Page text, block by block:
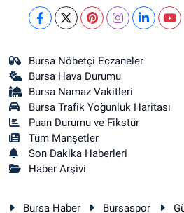
0 (224) 272 11 77 Yol Tarifi Al
ULU MAH. ULUBATLI HASAN BULVARI
ARİTMİ OSMANGAZİ HASTANESİ ACİL
0 (224) 251 33 44 Yol Tarifi Al
Bursa Nöbetçi Eczaneler
Bursa Hava Durumu
Bursa Namaz Vakitleri
Bursa Trafik Yoğunluk Haritası
Puan Durumu ve Fikstür
Tüm Manşetler
Son Dakika Haberleri
Haber Arşivi
Bursa Haber Bursaspor